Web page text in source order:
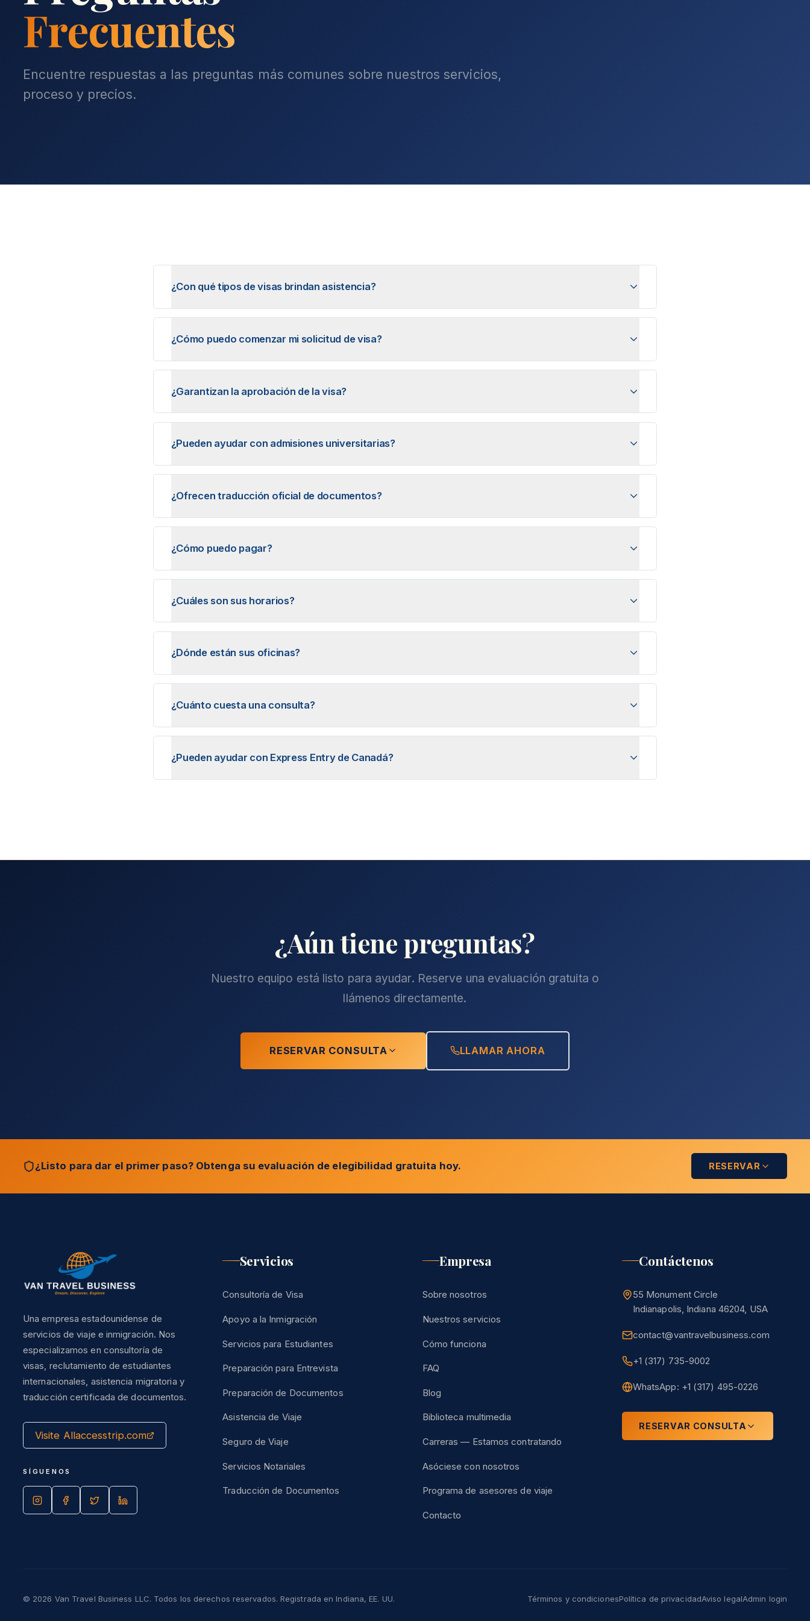
Frecuentes
Encuentre respuestas a las preguntas más comunes sobre nuestros servicios,
proceso y precios.
¿Con qué tipos de visas brindan asistencia?
¿Cómo puedo comenzar mi solicitud de visa?
¿Garantizan la aprobación de la visa?
¿Pueden ayudar con admisiones universitarias?
¿Ofrecen traducción oficial de documentos?
¿Cómo puedo pagar?
¿Cuáles son sus horarios?
¿Dónde están sus oficinas?
¿Cuánto cuesta una consulta?
¿Pueden ayudar con Express Entry de Canadá?
¿Aún tiene preguntas?
Nuestro equipo está listo para ayudar. Reserve una evaluación gratuita o
llámenos directamente.
RESERVAR CONSULTA LLAMAR AHORA
¿Listo para dar el primer paso? Obtenga su evaluación de elegibilidad gratuita hoy. RESERVAR
Una empresa estadounidense de
servicios de viaje e inmigración. Nos
especializamos en consultoría de
visas, reclutamiento de estudiantes
internacionales, asistencia migratoria y
traducción certificada de documentos.
Visite Allaccesstrip.com
SÍGUENOS
Servicios
Consultoría de Visa
Apoyo a la Inmigración
Servicios para Estudiantes
Preparación para Entrevista
Preparación de Documentos
Asistencia de Viaje
Seguro de Viaje
Servicios Notariales
Traducción de Documentos
Empresa
Sobre nosotros
Nuestros servicios
Cómo funciona
FAQ
Blog
Biblioteca multimedia
Carreras — Estamos contratando
Asóciese con nosotros
Programa de asesores de viaje
Contacto
Contáctenos
55 Monument Circle
Indianapolis, Indiana 46204, USA
contact@vantravelbusiness.com
+1 (317) 735-9002
WhatsApp: +1 (317) 495-0226
RESERVAR CONSULTA
© 2026 Van Travel Business LLC. Todos los derechos reservados. Registrada en Indiana, EE. UU. Términos y condicionesPolítica de privacidadAviso legalAdmin login